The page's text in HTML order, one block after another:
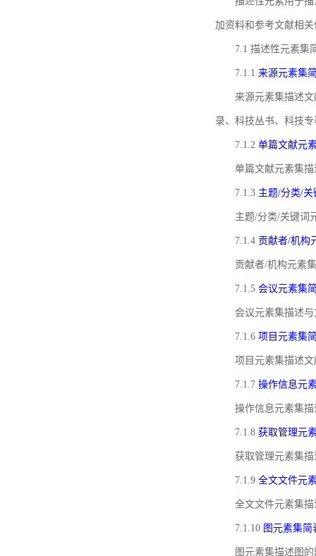
加资料和参考文献相
7.1 描述性元素集
7.1.1 来源元素集
来源元素集描述
录、科技丛书、科技
7.1.2 单篇文献元
单篇文献元素集
7.1.3 主题/分类/
主题/分类/关键词
7.1.4 贡献者/机构
贡献者/机构元素
7.1.5 会议元素集
会议元素集描述
7.1.6 项目元素集
项目元素集描述
7.1.7 操作信息元
操作信息元素集
7.1.8 获取管理元
获取管理元素集
7.1.9 全文文件元
全文文件元素集
7.1.10 图元素集简
图元素集描述图